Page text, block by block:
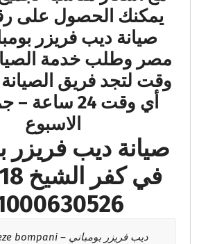
يمكنك الحصول على
صيانة ديب فريزر
مصر وطلب خدمة
وقت لتجد فريق
أي وقت 24
الاسبوع
صيانة ديب فريزر
ديب فريزر بومباني – deep freeze bompani